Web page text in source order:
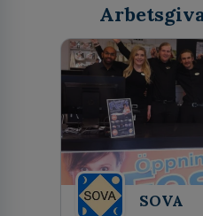
SOVA